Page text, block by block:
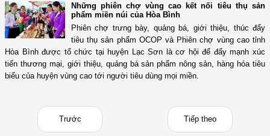
Những phiên chợ vùng cao kết nối tiêu thụ sản
phẩm miền núi của Hòa Bình
Phiên chợ trưng bày, quảng bá, giới thiệu, thúc đẩy
tiêu thụ sản phẩm OCOP và Phiên chợ vùng cao tỉnh
Hòa Bình được tổ chức tại huyện Lạc Sơn là cơ hội để đẩy mạnh xúc
tiến thương mại, giới thiệu, quảng bá sản phẩm nông sản, hàng hóa tiêu
biểu của huyện vùng cao tới người tiêu dùng mọi miền.
Trước Tiếp theo